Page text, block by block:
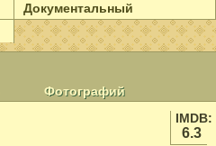
Документальный
Фотографий
IMDB:
6.3